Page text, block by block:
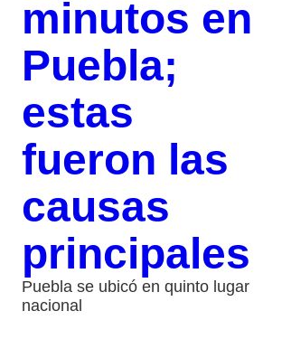
minutos en
Puebla;
estas
fueron las
causas
principales
Puebla se ubicó en quinto lugar
nacional